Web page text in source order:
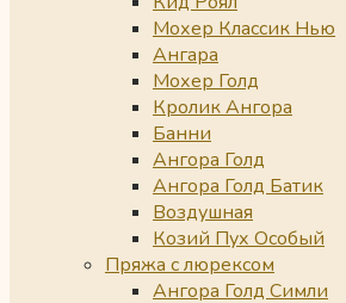
Мохер Классик Нью
Ангара
Мохер Голд
Кролик Ангора
Банни
Ангора Голд
Ангора Голд Батик
Воздушная
Козий Пух Особый
Пряжа с люрексом
Ангора Голд Симли